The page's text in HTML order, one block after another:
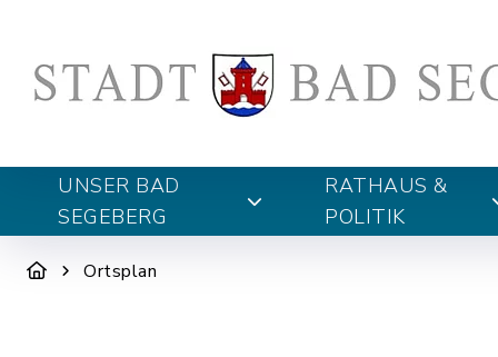
UNSER BAD
SEGEBERG
RATHAUS &
POLITIK
Ortsplan